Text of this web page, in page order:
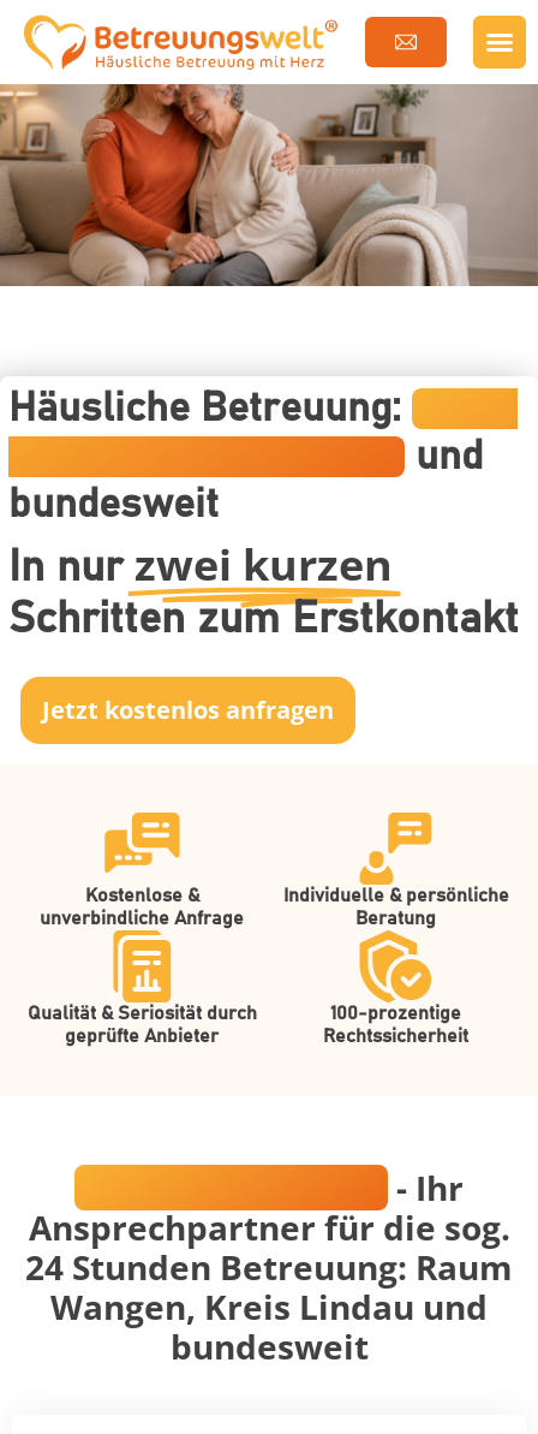
Häusliche Betreuung: Raum
Wangen, Kreis Lindau und
bundesweit
In nur zwei kurzen
Schritten zum Erstkontakt
Jetzt kostenlos anfragen
Kostenlose &
unverbindliche Anfrage
Individuelle & persönliche
Beratung
Qualität & Seriosität durch
geprüfte Anbieter
100-prozentige
Rechtssicherheit
Annemarie Zanker- Ihr
Ansprechpartner für die sog.
24 Stunden Betreuung: Raum
Wangen, Kreis Lindau und
bundesweit